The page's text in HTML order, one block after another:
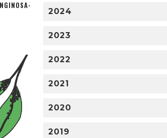
2024
2023
2022
2021
2020
2019